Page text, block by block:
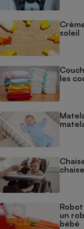
soleil
les
un
bébé